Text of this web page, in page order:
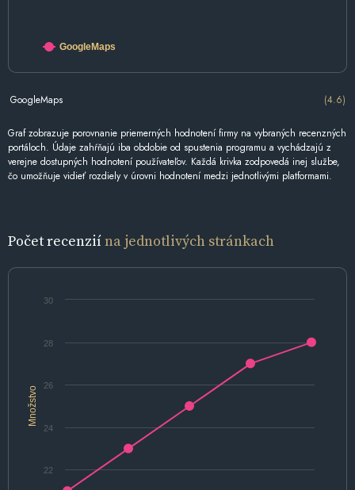
GoogleMaps
GoogleMaps (4.6)
Graf zobrazuje porovnanie priemerných hodnotení firmy na vybraných recenzných
portáloch. Údaje zahŕňajú iba obdobie od spustenia programu a vychádzajú z
verejne dostupných hodnotení používateľov. Každá krivka zodpovedá inej službe,
čo umožňuje vidieť rozdiely v úrovni hodnotení medzi jednotlivými platformami.
Počet recenziína jednotlivých stránkach
Množstvo
22
24
26
28
30